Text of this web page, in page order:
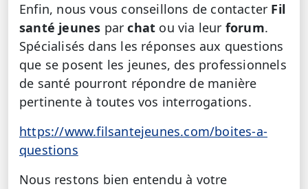
Enfin, nous vous conseillons de contacter Fil
santé jeunes par chat ou via leur forum.
Spécialisés dans les réponses aux questions
que se posent les jeunes, des professionnels
de santé pourront répondre de manière
pertinente à toutes vos interrogations.
https://www.filsantejeunes.com/boites-a-
questions
Nous restons bien entendu à votre